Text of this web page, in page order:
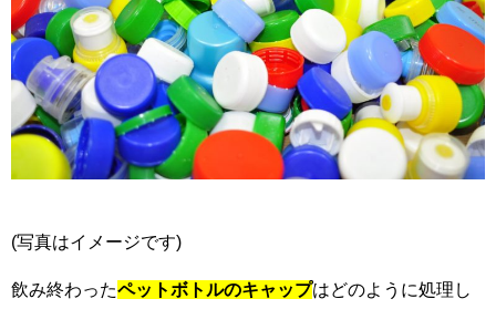
(写真はイメージです)
飲み終わったペットボトルのキャップはどのように処理し